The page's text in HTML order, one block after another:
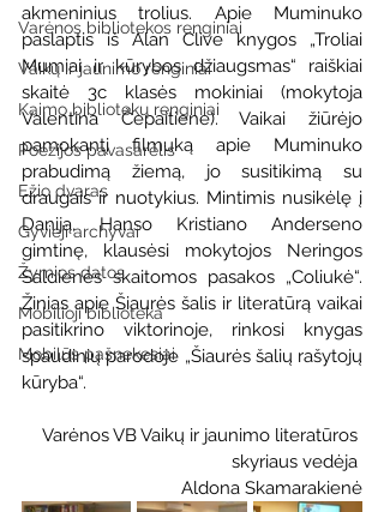
Varėnos bibliotekos renginiai
Vaikų ir jaunimo renginiai
Kaimo bibliotekų renginiai
Poezijos pavasarėlis
Ežio dvaras
Gyvieji archyvai
Žymios datos
Mobilioji biblioteka
Mobilūs pašnekesiai
akmeninius trolius. Apie Muminuko
paslaptis iš Alan Clive knygos „Troliai
Mumiai ir kūrybos džiaugsmas“ raiškiai
skaitė 3c klasės mokiniai (mokytoja
Valentina Čepaitienė). Vaikai žiūrėjo
pamokantį filmuką apie Muminuko
prabudimą žiemą, jo susitikimą su
draugais ir nuotykius. Mintimis nusikėlę į
Daniją, Hanso Kristiano Anderseno
gimtinę, klausėsi mokytojos Neringos
Saldienės skaitomos pasakos „Coliukė“.
Žinias apie Šiaurės šalis ir literatūrą vaikai
pasitikrino viktorinoje, rinkosi knygas
spaudinių parodoje „Šiaurės šalių rašytojų
kūryba“.
Varėnos VB Vaikų ir jaunimo literatūros
skyriaus vedėja
Aldona Skamarakienė